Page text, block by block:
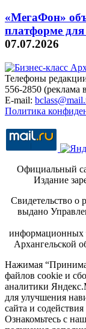
«МегаФон»
платформе
07.07.2026
Телефоны
556-2850 (реклама
E-mail:
Политика
Официальный
Издание
Свидетельство о
выдано
информационных
Архангельской
Нажимая
файлов cookie и
аналитики
для улучшения
сайта и
Ознакомьтесь с